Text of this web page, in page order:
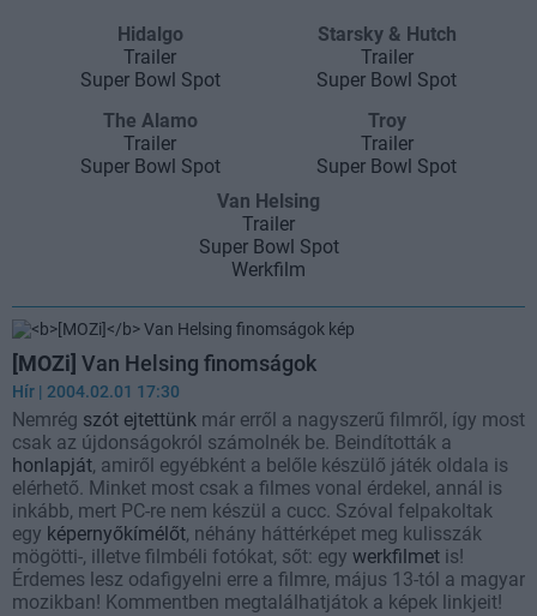
Hidalgo
Trailer
Super Bowl Spot
Starsky & Hutch
Trailer
Super Bowl Spot
The Alamo
Trailer
Super Bowl Spot
Troy
Trailer
Super Bowl Spot
Van Helsing
Trailer
Super Bowl Spot
Werkfilm
[MOZi] Van Helsing finomságok
Hír | 2004.02.01 17:30
Nemrég szót ejtettünk már erről a nagyszerű filmről, így most
csak az újdonságokról számolnék be. Beindították a
honlapját, amiről egyébként a belőle készülő játék oldala is
elérhető. Minket most csak a filmes vonal érdekel, annál is
inkább, mert PC-re nem készül a cucc. Szóval felpakoltak
egy képernyőkímélőt, néhány háttérképet meg kulisszák
mögötti-, illetve filmbéli fotókat, sőt: egy werkfilmet is!
Érdemes lesz odafigyelni erre a filmre, május 13-tól a magyar
mozikban! Kommentben megtalálhatjátok a képek linkjeit!